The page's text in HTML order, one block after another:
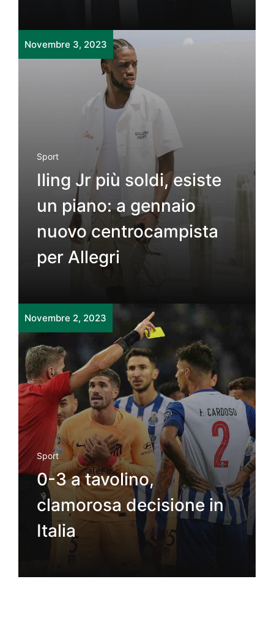
Novembre 3, 2023
Sport
Iling Jr più soldi, esiste
un piano: a gennaio
nuovo centrocampista
per Allegri
Novembre 2, 2023
Sport
0-3 a tavolino,
clamorosa decisione in
Italia